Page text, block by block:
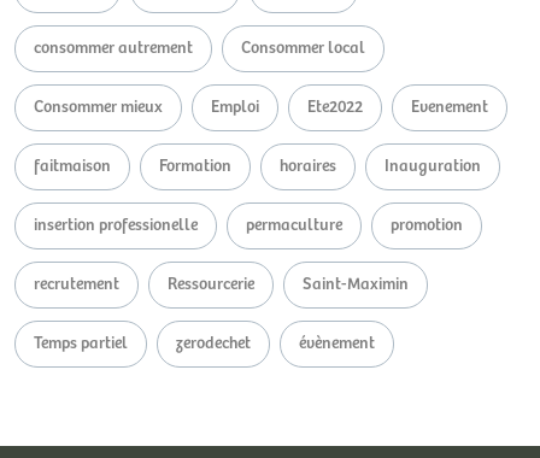
consommer autrement Consommer local
Consommer mieux Emploi Ete2022 Evenement
faitmaison Formation horaires Inauguration
insertion professionelle permaculture promotion
recrutement Ressourcerie Saint-Maximin
Temps partiel zerodechet évènement